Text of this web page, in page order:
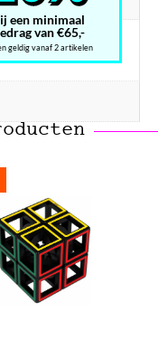
een minimaal
van €65,-
geldig vanaf 2 artikelen